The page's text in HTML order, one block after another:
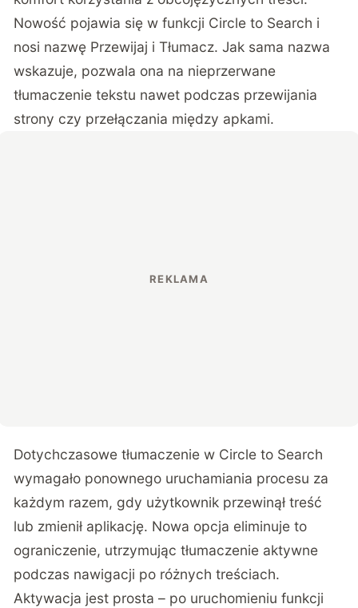
Nowość pojawia się w funkcji Circle to Search i
nosi nazwę Przewijaj i Tłumacz. Jak sama nazwa
wskazuje, pozwala ona na nieprzerwane
tłumaczenie tekstu nawet podczas przewijania
strony czy przełączania między apkami.
Dotychczasowe tłumaczenie w Circle to Search
wymagało ponownego uruchamiania procesu za
każdym razem, gdy użytkownik przewinął treść
lub zmienił aplikację. Nowa opcja eliminuje to
ograniczenie, utrzymując tłumaczenie aktywne
podczas nawigacji po różnych treściach.
Aktywacja jest prosta – po uruchomieniu funkcji